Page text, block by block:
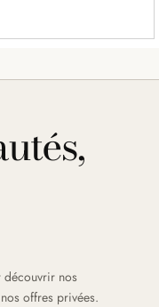
découvrir nos
offres privées.